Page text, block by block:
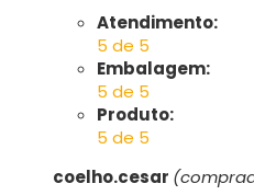
Atendimento:
5 de 5
Embalagem:
5 de 5
Produto:
5 de 5
coelho.cesar